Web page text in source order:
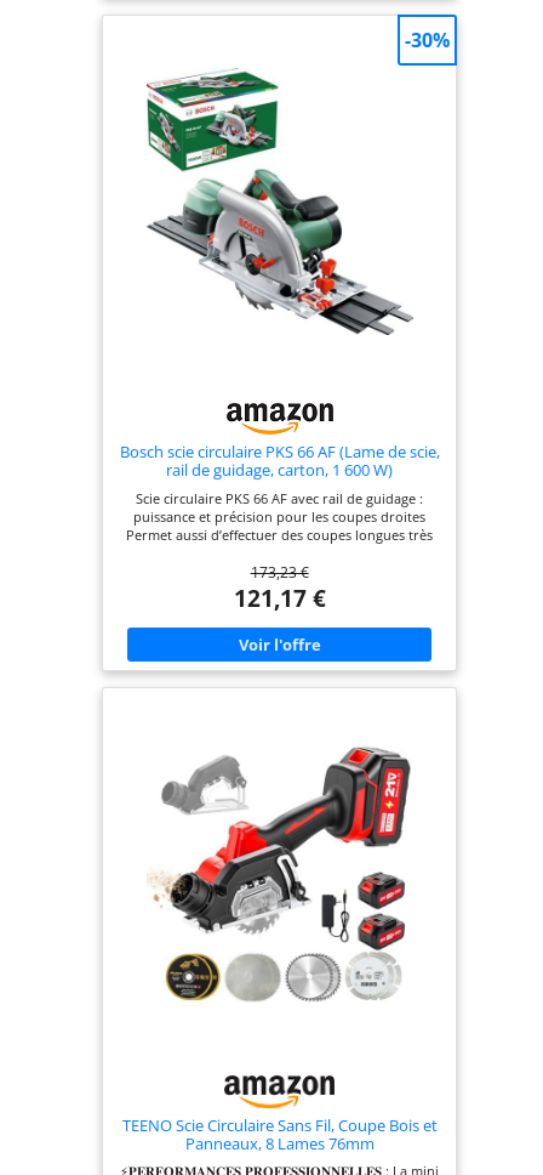
librement réglable ， La profondeur de coupe
maximale à 90 degrés est de 62 mm et à 45 degrés,
il s'agit d'un guide d'angle de 48 mm et d'un
ajustement rapide qui se verrouille pour la
tranquillité d'esprit Le système de collecte de
poussière: équipé d'une sortie de poussière, qui
peut être connecté à l'aspirateur, réduire
efficacement la poussière et garder
l'environnement de travail soigné Ce que vous
obtiendrez: 1 * GALAX PRO Scies circulaires, 1 *
185mm 24-teeth TCT Lame de scie circulaire (Ne
peut être utilisé que pour scier du bois), 1 x clé
hexagonale, 1 * guide de déchirure, 1 * manuel
d'utilisation
Bosch scie circulaire PKS 66 AF (Lame de scie,
rail de guidage, carton, 1 600 W)
Scie circulaire PKS 66 AF avec rail de guidage :
puissance et précision pour les coupes droites
Permet aussi d’effectuer des coupes longues très
propre car 80 % des copeaux sont récupérés par
le boîtier CleanSystem fourni Accepte les lames de
scie circulaire avec un diamètre nominal de 190
mm Livré avec : PKS 66 AF, boîtier CleanSystem,
guide de coupe CutControl, trois éléments de rail
de guidage (de 35 cm chacun), lame Speedline
Wood (diamètre 190 mm), butée parallèle, carton
173,23 €
121,17 €
-30%
TEENO Scie Circulaire Sans Fil, Coupe Bois et
Panneaux, 8 Lames 76mm
⚡𝐏𝐄𝐑𝐅𝐎𝐑𝐌𝐀𝐍𝐂𝐄𝐒 𝐏𝐑𝐎𝐅𝐄𝐒𝐒𝐈𝐎𝐍𝐍𝐄𝐋𝐋𝐄𝐒 : La mini